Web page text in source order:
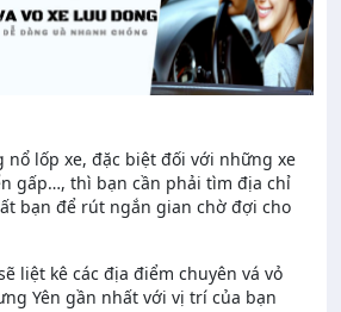
nổ lốp xe, đặc biệt đối với những xe
gấp…, thì bạn cần phải tìm địa chỉ
bạn để rút ngắn gian chờ đợi cho
liệt kê các địa điểm chuyên vá vỏ
Yên gần nhất với vị trí của bạn